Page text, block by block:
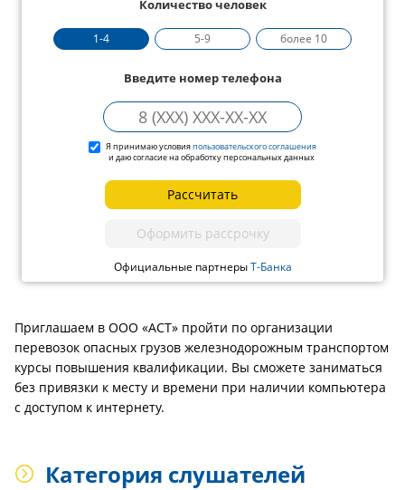
Количество человек
1-4 5-9 более 10
Введите номер телефона
Я принимаю условияпользовательского соглашения
и даю согласие на обработку персональных данных
Рассчитать
Оформить рассрочку
Официальные партнерыТ-Банка
Приглашаем в ООО «АСТ» пройти по организации
перевозок опасных грузов железнодорожным транспортом
курсы повышения квалификации. Вы сможете заниматься
без привязки к месту и времени при наличии компьютера
с доступом к интернету.
Категория слушателей